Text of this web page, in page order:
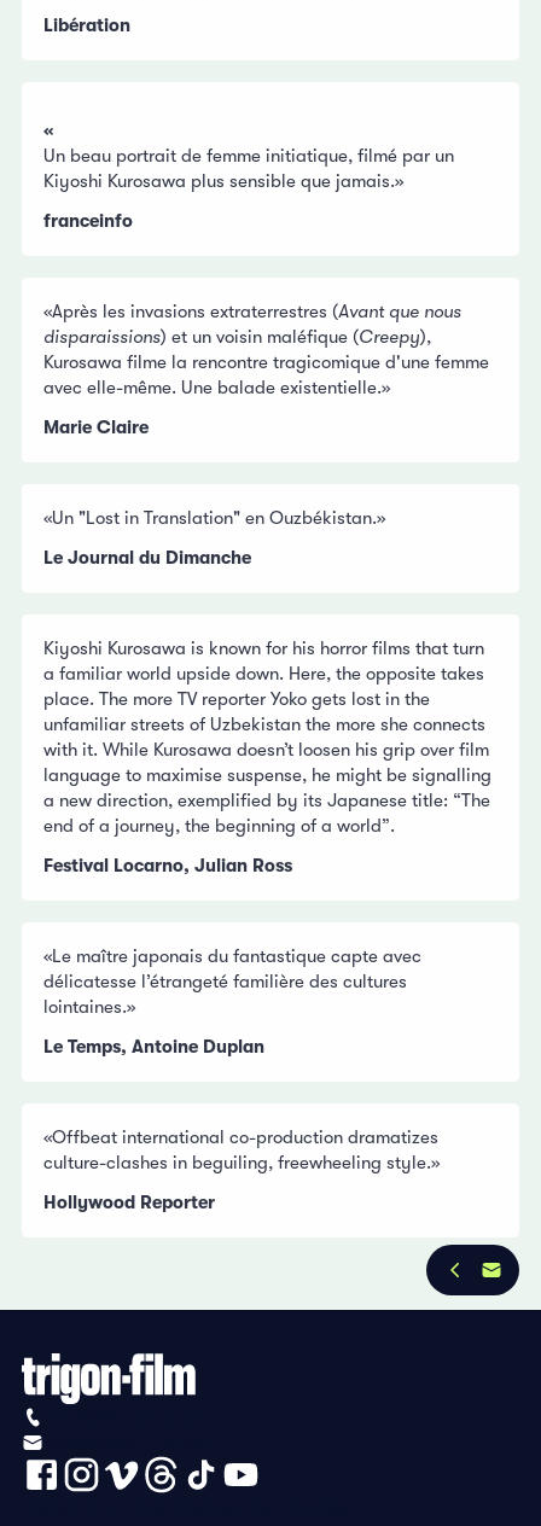
Libération
«
Un beau portrait de femme initiatique, filmé par un
Kiyoshi Kurosawa plus sensible que jamais.»
franceinfo
«Après les invasions extraterrestres (Avant que nous
disparaissions) et un voisin maléfique (Creepy),
Kurosawa filme la rencontre tragicomique d'une femme
avec elle-même. Une balade existentielle.»
Marie Claire
«Un "Lost in Translation" en Ouzbékistan.»
Le Journal du Dimanche
Kiyoshi Kurosawa is known for his horror films that turn
a familiar world upside down. Here, the opposite takes
place. The more TV reporter Yoko gets lost in the
unfamiliar streets of Uzbekistan the more she connects
with it. While Kurosawa doesn’t loosen his grip over film
language to maximise suspense, he might be signalling
a new direction, exemplified by its Japanese title: “The
end of a journey, the beginning of a world”.
Festival Locarno, Julian Ross
«Le maître japonais du fantastique capte avec
délicatesse l’étrangeté familière des cultures
lointaines.»
Le Temps, Antoine Duplan
«Offbeat international co-production dramatizes
culture-clashes in beguiling, freewheeling style.»
Hollywood Reporter